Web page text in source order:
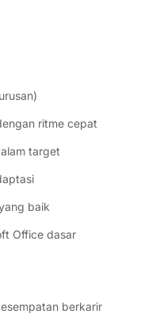
ritme cepat
target
baik
Office dasar
berkarir